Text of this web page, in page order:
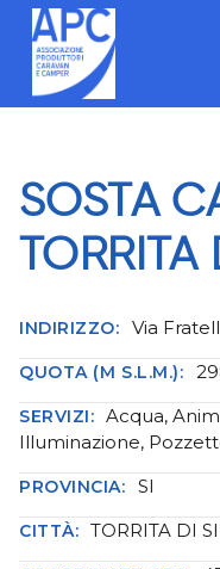
Salta
contenuto
SOSTA
TORRITA
INDIRIZZO: Via
QUOTA (M S.L.M.):
SERVIZI: Acqua,
Illuminazione,
PROVINCIA: SI
CITTÀ: TORRITA DI